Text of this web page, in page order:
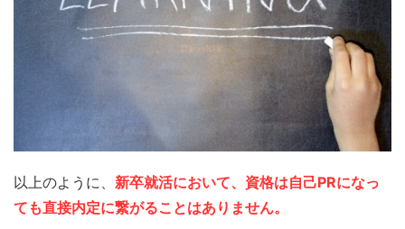
以上のように、 新卒就活において、資格は自己PRになっ
ても直接内定に繋がることはありません。